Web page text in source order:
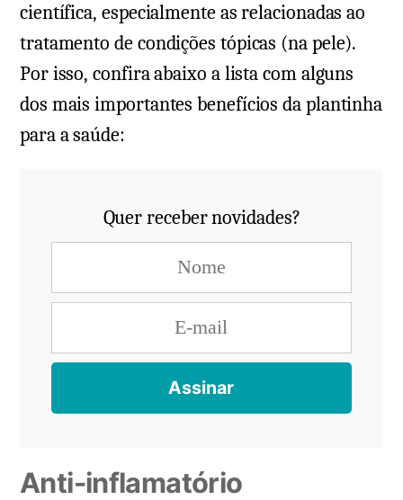
científica, especialmente as relacionadas ao
tratamento de condições tópicas (na pele).
Por isso, confira abaixo a lista com alguns
dos mais importantes benefícios da plantinha
para a saúde:
Quer receber novidades?
Anti-inflamatório